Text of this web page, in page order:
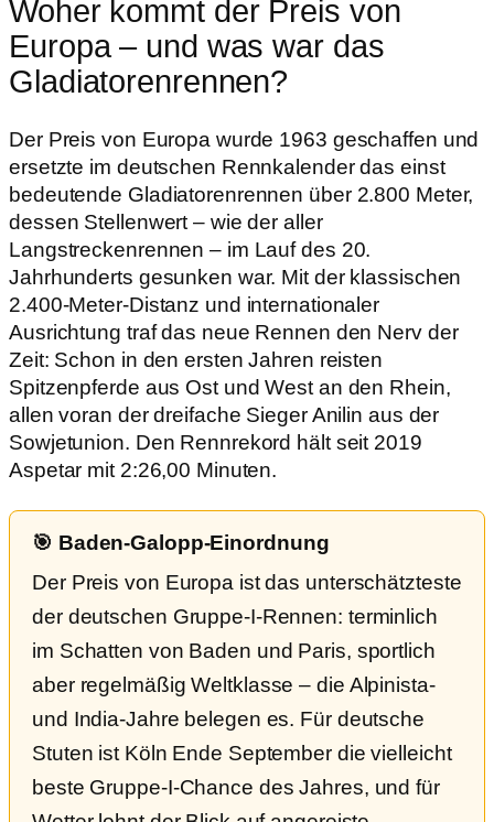
Woher kommt der Preis von
Europa – und was war das
Gladiatorenrennen?
Der Preis von Europa wurde 1963 geschaffen und
ersetzte im deutschen Rennkalender das einst
bedeutende Gladiatorenrennen über 2.800 Meter,
dessen Stellenwert – wie der aller
Langstreckenrennen – im Lauf des 20.
Jahrhunderts gesunken war. Mit der klassischen
2.400-Meter-Distanz und internationaler
Ausrichtung traf das neue Rennen den Nerv der
Zeit: Schon in den ersten Jahren reisten
Spitzenpferde aus Ost und West an den Rhein,
allen voran der dreifache Sieger Anilin aus der
Sowjetunion. Den Rennrekord hält seit 2019
Aspetar mit 2:26,00 Minuten.
🎯 Baden-Galopp-Einordnung
Der Preis von Europa ist das unterschätzteste
der deutschen Gruppe-I-Rennen: terminlich
im Schatten von Baden und Paris, sportlich
aber regelmäßig Weltklasse – die Alpinista-
und India-Jahre belegen es. Für deutsche
Stuten ist Köln Ende September die vielleicht
beste Gruppe-I-Chance des Jahres, und für